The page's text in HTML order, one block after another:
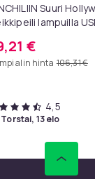
Suuri
lampuilla
€
alin hinta 106,31 €
4,5
torstai, 13 elo